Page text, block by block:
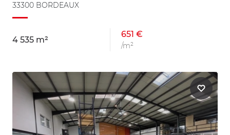
33300 BORDEAUX
4 535 m²
651 €
/m²